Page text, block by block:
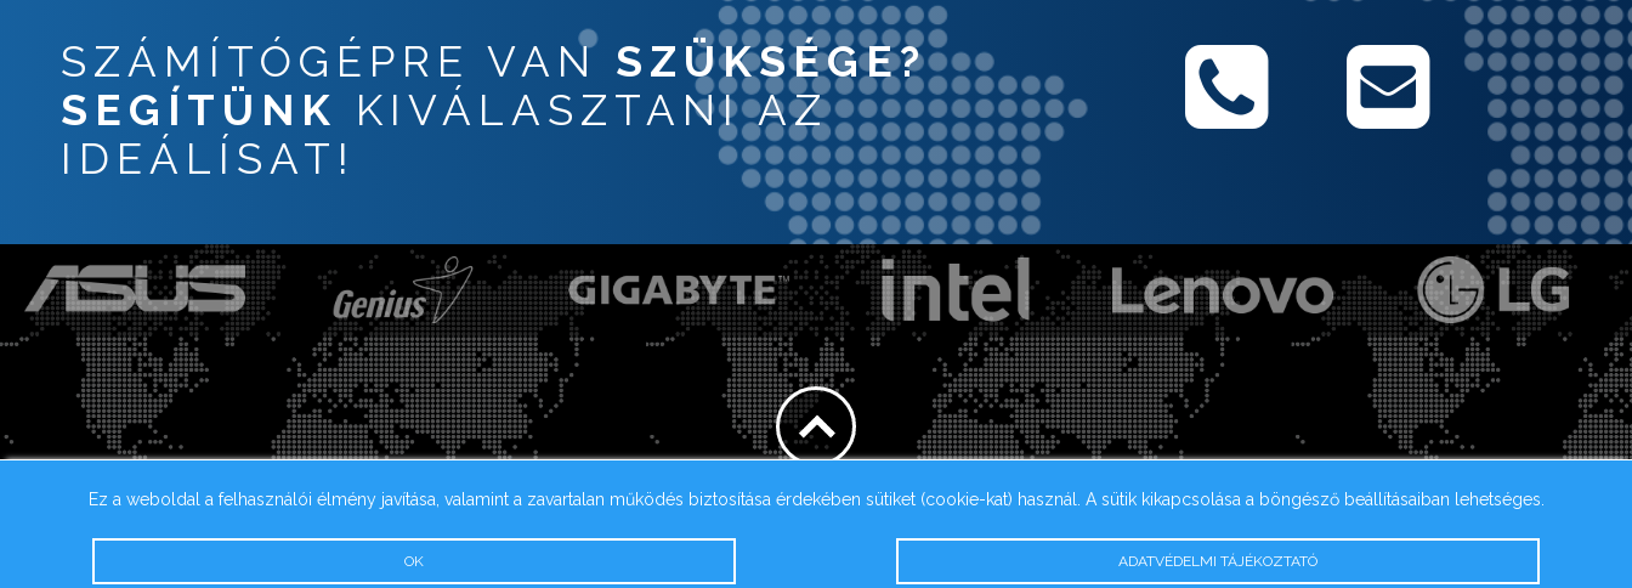
SZÁMÍTÓGÉPRE VAN SZÜKSÉGE?
SEGÍTÜNK KIVÁLASZTANI AZ
IDEÁLÍSAT!
Ez a weboldal a felhasználói élmény javítása, valamint a zavartalan működés biztosítása érdekében sütiket (cookie-kat) használ. A sütik kikapcsolása a böngésző beállításaiban lehetséges.
OK ADATVÉDELMI TÁJÉKOZTATÓ